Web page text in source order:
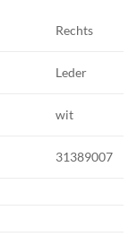
Rechts
Leder
wit
31389007